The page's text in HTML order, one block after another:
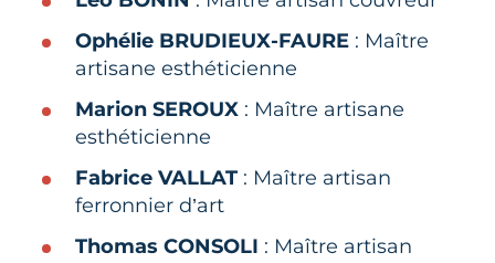
Ophélie BRUDIEUX-FAURE : Maître
artisane esthéticienne
Marion SEROUX : Maître artisane
esthéticienne
Fabrice VALLAT : Maître artisan
ferronnier d’art
Thomas CONSOLI : Maître artisan